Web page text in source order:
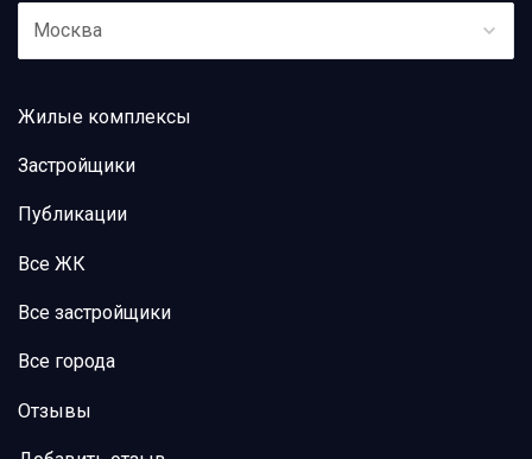
Москва
Жилые комплексы
Застройщики
Публикации
Все ЖК
Все застройщики
Все города
Отзывы